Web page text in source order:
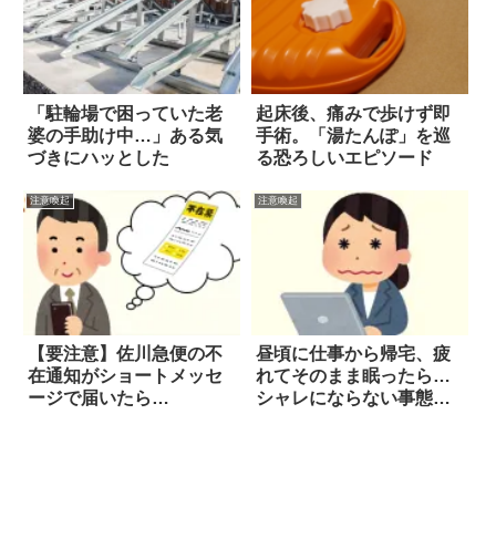
「駐輪場で困っていた老
婆の手助け中…」ある気
づきにハッとした
起床後、痛みで歩けず即
手術。「湯たんぽ」を巡
る恐ろしいエピソード
注意喚起
【要注意】佐川急便の不
在通知がショートメッセ
ージで届いたら…
注意喚起
昼頃に仕事から帰宅、疲
れてそのまま眠ったら…
シャレにならない事態